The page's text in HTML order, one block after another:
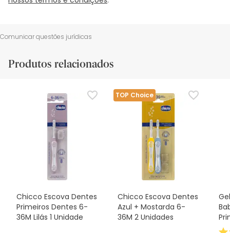
Comunicar questões jurídicas
Produtos relacionados
Chicco Escova Dentes
Primeiros Dentes 6-
36M Lilás 1 Unidade
TOP Choice
Chicco Escova Dentes
Azul + Mostarda 6-
36M 2 Unidades